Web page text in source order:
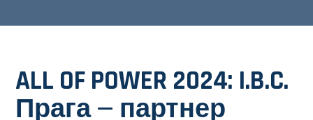
ALL OF POWER 2024: I.B.C.
Прага — партнер